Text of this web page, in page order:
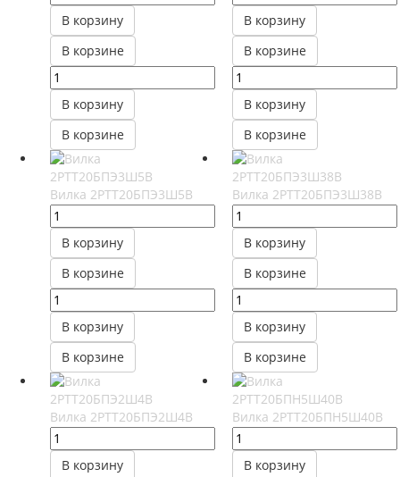
В корзину
В корзине
В корзину
В корзине
В корзину
В корзине
В корзину
В корзине
Вилка 2РТТ20БПЭ3Ш5В
В корзину
В корзине
В корзину
В корзине
Вилка 2РТТ20БПЭ3Ш38В
В корзину
В корзине
В корзину
В корзине
Вилка 2РТТ20БПЭ2Ш4В
В корзину
Вилка 2РТТ20БПН5Ш40В
В корзину